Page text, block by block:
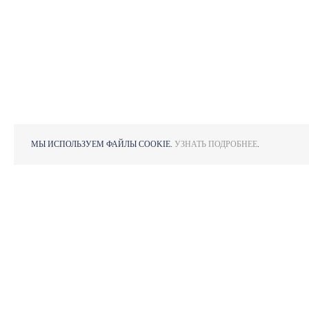
МЫ ИСПОЛЬЗУЕМ ФАЙЛЫ COOKIE. УЗНАТЬ ПОДРОБНЕЕ.